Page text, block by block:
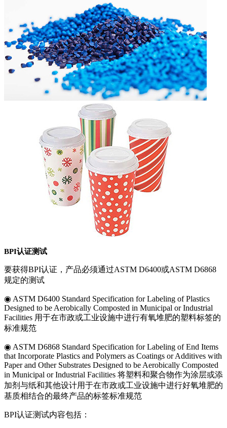
BPI认证测试
要获得BPI认证，产品必须通过ASTM D6400或ASTM D6868
规定的测试
◉ ASTM D6400 Standard Specification for Labeling of Plastics
Designed to be Aerobically Composted in Municipal or Industrial
Facilities 用于在市政或工业设施中进行有氧堆肥的塑料标签的
标准规范
◉ ASTM D6868 Standard Specification for Labeling of End Items
that Incorporate Plastics and Polymers as Coatings or Additives with
Paper and Other Substrates Designed to be Aerobically Composted
in Municipal or Industrial Facilities 将塑料和聚合物作为涂层或添
加剂与纸和其他设计用于在市政或工业设施中进行好氧堆肥的
基质相结合的最终产品的标签标准规范
BPI认证测试内容包括：